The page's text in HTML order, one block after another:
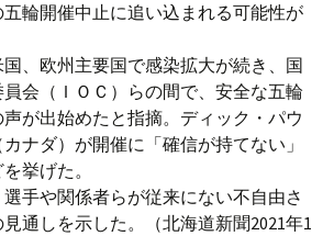
五輪開催中止に追い込まれる可能性が
、欧州主要国で感染拡大が続き、国
会（ＩＯＣ）らの間で、安全な五輪
が出始めたと指摘。ディック・パウ
ナダ）が開催に「確信が持てない」
挙げた。
手や関係者らが従来にない不自由さ
通しを示した。（北海道新聞2021年1